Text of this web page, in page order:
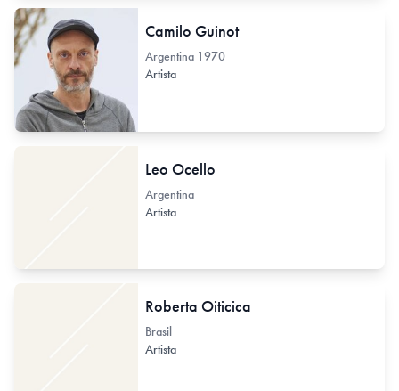
Camilo Guinot
Argentina 1970
Artista
Leo Ocello
Argentina
Artista
Roberta Oiticica
Brasil
Artista